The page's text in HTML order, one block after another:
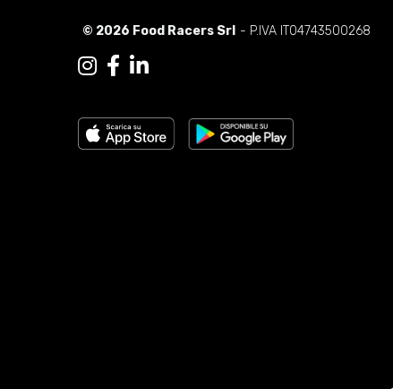
© 2026 Food Racers Srl - P.IVA IT04743500268